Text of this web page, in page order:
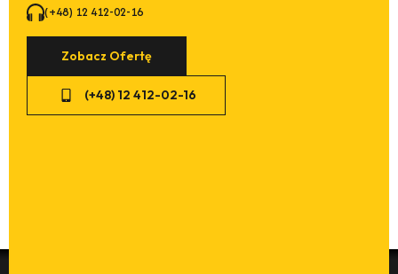
(+48) 12 412-02-16
Zobacz Ofertę
(+48) 12 412-02-16